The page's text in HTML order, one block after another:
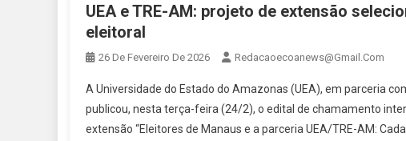
UEA e TRE-AM: projeto de extensão
eleitoral
26 De Fevereiro De 2026 Redacaoecoanews@gmail.com
A Universidade do Estado do Amazonas (UEA), em parceria
publicou, nesta terça-feira (24/2), o edital de chamamento
extensão “Eleitores de Manaus e a parceria UEA/TRE-AM: